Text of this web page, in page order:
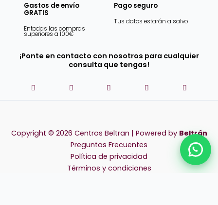
Gastos de envío
GRATIS
Entodas las compras
superiores a 100€
Pago seguro
Tus datos estarán a salvo
¡Ponte en contacto con nosotros para cualquier
consulta que tengas!
Copyright © 2026 Centros Beltran | Powered by Beltrán
Preguntas Frecuentes
Política de privacidad
Términos y condiciones
Chat